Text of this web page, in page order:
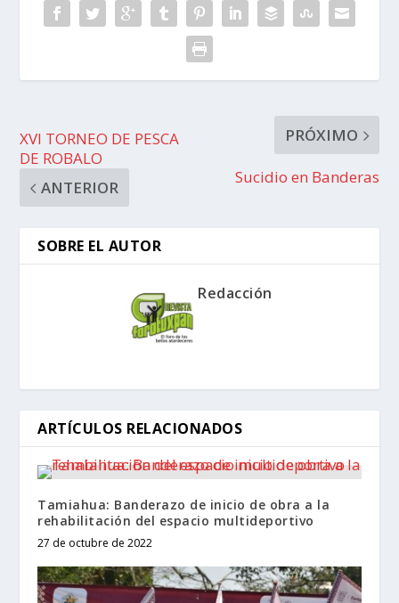
XVI TORNEO DE PESCA
DE ROBALO
ANTERIOR
PRÓXIMO
Sucidio en Banderas
SOBRE EL AUTOR
Redacción
ARTÍCULOS RELACIONADOS
Tamiahua: Banderazo de inicio de obra a la
rehabilitación del espacio multideportivo
27 de octubre de 2022